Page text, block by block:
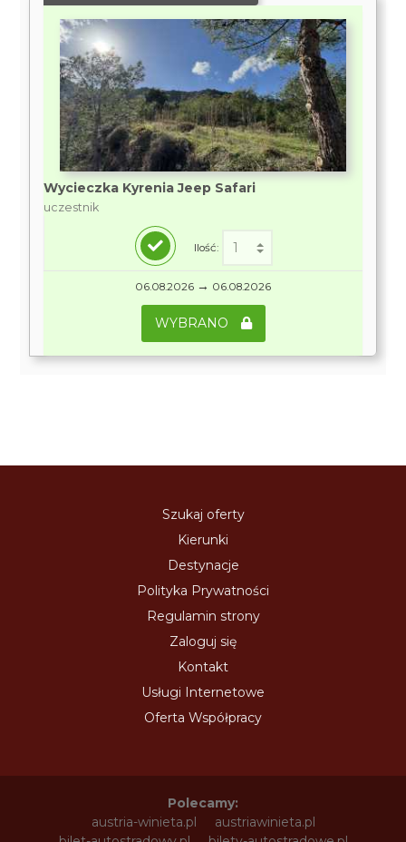
Wycieczka Kyrenia Jeep Safari
uczestnik
Ilość:
06.08.2026 → 06.08.2026
WYBRANO
Szukaj oferty
Kierunki
Destynacje
Polityka Prywatności
Regulamin strony
Zaloguj się
Kontakt
Usługi Internetowe
Oferta Współpracy
Polecamy:
austria-winieta.pl
austriawinieta.pl